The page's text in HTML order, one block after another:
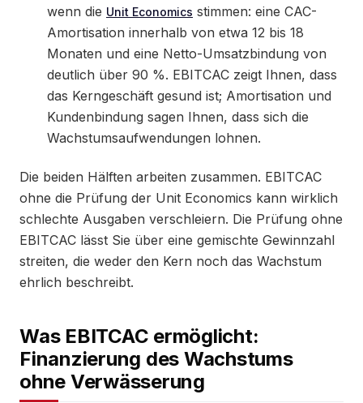
wenn die Unit Economics stimmen: eine CAC-
Amortisation innerhalb von etwa 12 bis 18
Monaten und eine Netto-Umsatzbindung von
deutlich über 90 %. EBITCAC zeigt Ihnen, dass
das Kerngeschäft gesund ist; Amortisation und
Kundenbindung sagen Ihnen, dass sich die
Wachstumsaufwendungen lohnen.
Die beiden Hälften arbeiten zusammen. EBITCAC
ohne die Prüfung der Unit Economics kann wirklich
schlechte Ausgaben verschleiern. Die Prüfung ohne
EBITCAC lässt Sie über eine gemischte Gewinnzahl
streiten, die weder den Kern noch das Wachstum
ehrlich beschreibt.
Was EBITCAC ermöglicht:
Finanzierung des Wachstums
ohne Verwässerung